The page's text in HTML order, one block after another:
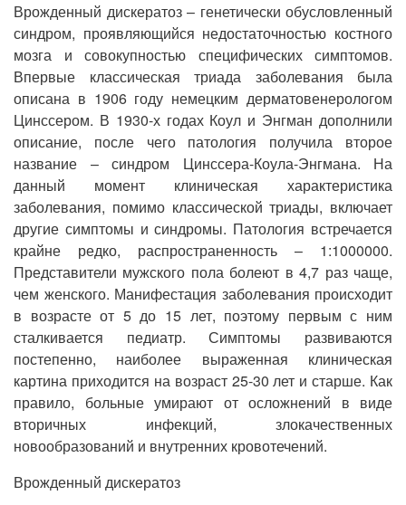
Врожденный дискератоз – генетически обусловленный
синдром, проявляющийся недостаточностью костного
мозга и совокупностью специфических симптомов.
Впервые классическая триада заболевания была
описана в 1906 году немецким дерматовенерологом
Цинссером. В 1930-х годах Коул и Энгман дополнили
описание, после чего патология получила второе
название – синдром Цинссера-Коула-Энгмана. На
данный момент клиническая характеристика
заболевания, помимо классической триады, включает
другие симптомы и синдромы. Патология встречается
крайне редко, распространенность – 1:1000000.
Представители мужского пола болеют в 4,7 раз чаще,
чем женского. Манифестация заболевания происходит
в возрасте от 5 до 15 лет, поэтому первым с ним
сталкивается педиатр. Симптомы развиваются
постепенно, наиболее выраженная клиническая
картина приходится на возраст 25-30 лет и старше. Как
правило, больные умирают от осложнений в виде
вторичных инфекций, злокачественных
новообразований и внутренних кровотечений.
Врожденный дискератоз